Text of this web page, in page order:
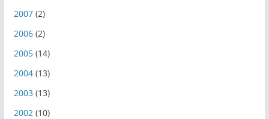
2007(2)
2006(2)
2005(14)
2004(13)
2003(13)
2002(10)